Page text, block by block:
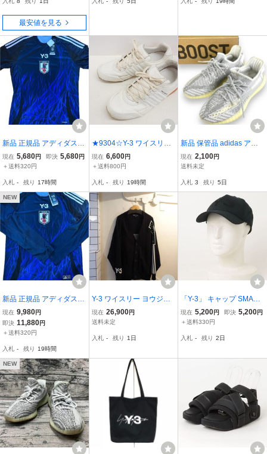
最安値を見る
新品 正規品 アディダス
サッカー日本代表 2024 Y
-3 レプリカ ユニフォーム
現在 5,680円 即決 5,680円
＋送料320円
入札 - 残り 17時間
★9304☆Y-3 ワイスリー
SPRINT スプリント HR1
954 スニーカー 26㎝
現在 6,600円
＋送料800円
入札 - 残り 19時間
新品 保管品 adidas アデ
ィダス 靴 スニーカー YE
EZY BOOST 350 V2 イー
靴 シューズ 箱付き ロー
カット EF2905
現在 2,100円
送料未定
入札 3 残り 5日
NEW
新品 正規品 アディダス
サッカー日本代表 2024 Y
-3 オーセンティックユニ
フォーム Sサイズ IS5611
現在 9,980円
即決 11,880円
＋送料320円
入札 - 残り 19時間
Y-3 ワイスリー ヨウジヤ
マモト ニット カーディガ
ン サイズM バック サイド
現在 26,900円
送料未定
入札 - 残り 1日
「Y-3」 キャップ SMALL
ブラック メンズ
現在 5,200円 即決 5,200円
＋送料330円
入札 - 残り 2日
NEW